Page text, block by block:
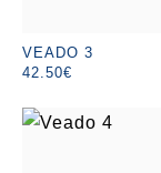
VEADO 3
42.50€